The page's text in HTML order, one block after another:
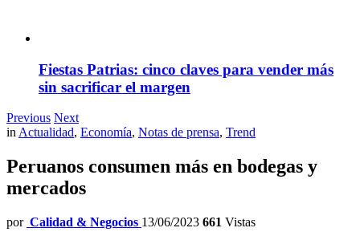
Fiestas Patrias: cinco claves para vender más
sin sacrificar el margen
Previous Next
inActualidad, Economía, Notas de prensa, Trend
Peruanos consumen más en bodegas y
mercados
por Calidad & Negocios 13/06/2023 661 Vistas